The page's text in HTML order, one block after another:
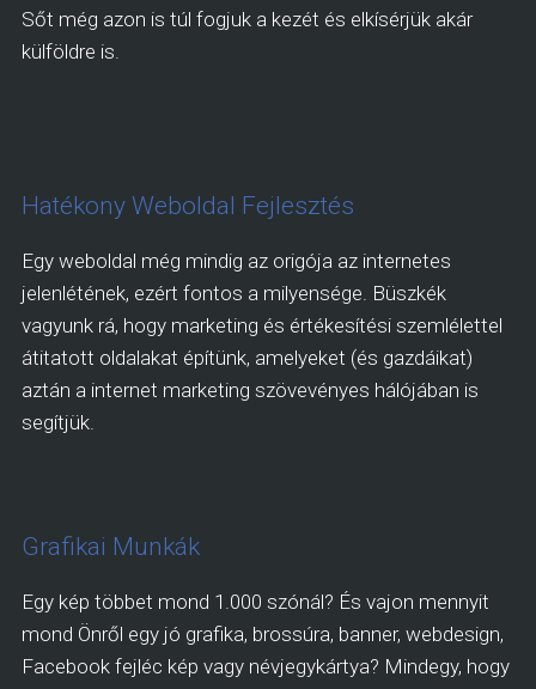
Sőt még azon is túl fogjuk a kezét és elkísérjük akár
külföldre is.
Hatékony Weboldal Fejlesztés
Egy weboldal még mindig az origója az internetes
jelenlétének, ezért fontos a milyensége. Büszkék
vagyunk rá, hogy marketing és értékesítési szemlélettel
átitatott oldalakat építünk, amelyeket (és gazdáikat)
aztán a internet marketing szövevényes hálójában is
segítjük.
Grafikai Munkák
Egy kép többet mond 1.000 szónál? És vajon mennyit
mond Önről egy jó grafika, brossúra, banner, webdesign,
Facebook fejléc kép vagy névjegykártya? Mindegy, hogy